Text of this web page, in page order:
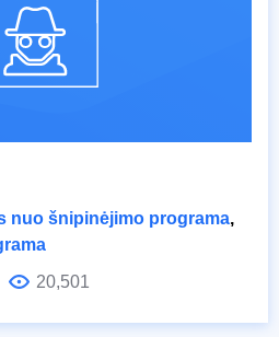
nuo šnipinėjimo programa,
20,501